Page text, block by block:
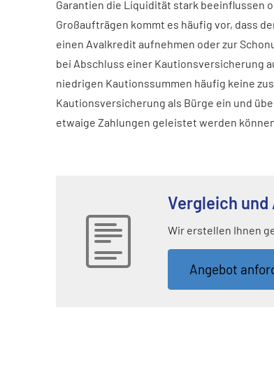
Garantien die Liquidität stark beeinflussen
Großaufträgen kommt es häufig vor, dass
einen Avalkredit aufnehmen oder zur
bei Abschluss einer Kautionsversicherung
niedrigen Kautionssummen häufig keine
Kautionsversicherung als Bürge ein und
etwaige Zahlungen geleistet werden
Vergleich
Wir erstellen Ihnen
An­ge­bot